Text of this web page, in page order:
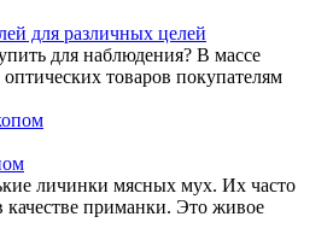
для различных целей
для наблюдения? В массе
товаров покупателям
личинки мясных мух. Их часто
приманки. Это живое